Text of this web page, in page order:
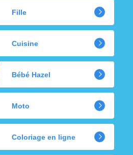
Fille
Cuisine
Bébé Hazel
Moto
Coloriage en ligne